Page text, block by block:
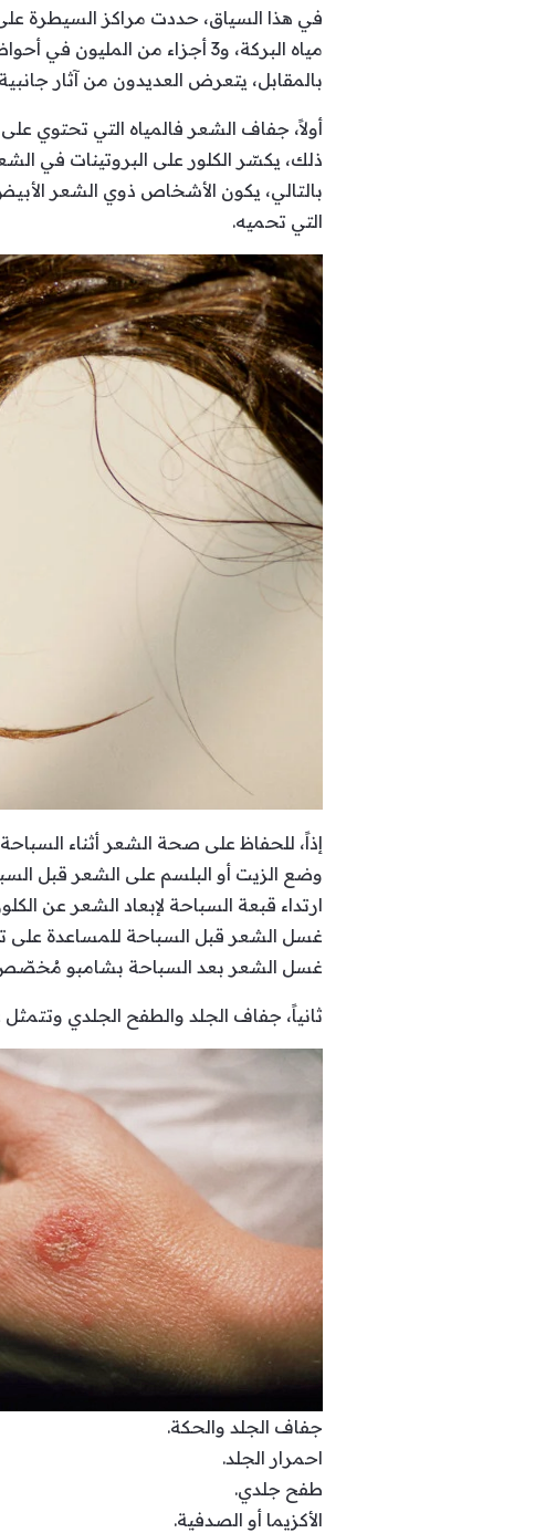
مياه البركة، و3 أجزاء من المليون في أحواض الماء الساخنة.
بالمقابل، يتعرض العديدون من آثار
أولاً، جفاف الشعر فالمياه التي تحتوي
ذلك، يكسّر الكلور على البروتينات في
بالتالي، يكون الأشخاص ذوي الشعر
التي تحميه.
إذاً، للحفاظ على صحة الشعر أثناء
وضع الزيت أو البلسم على الشعر قبل
ارتداء قبعة السباحة لإبعاد الشعر عن
غسل الشعر قبل السباحة للمساعدة على
غسل الشعر بعد السباحة بشامبو مُخصّص
ثانياً، جفاف الجلد والطفح الجلدي وتتمثل
جفاف الجلد والحكة.
احمرار الجلد.
طفح جلدي.
الأكزيما أو الصدفية.